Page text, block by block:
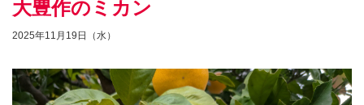
大豊作のミカン
2025年11月19日（水）